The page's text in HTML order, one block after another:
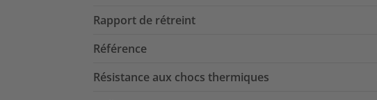
Rapport de rétreint
Référence
Résistance aux chocs thermiques